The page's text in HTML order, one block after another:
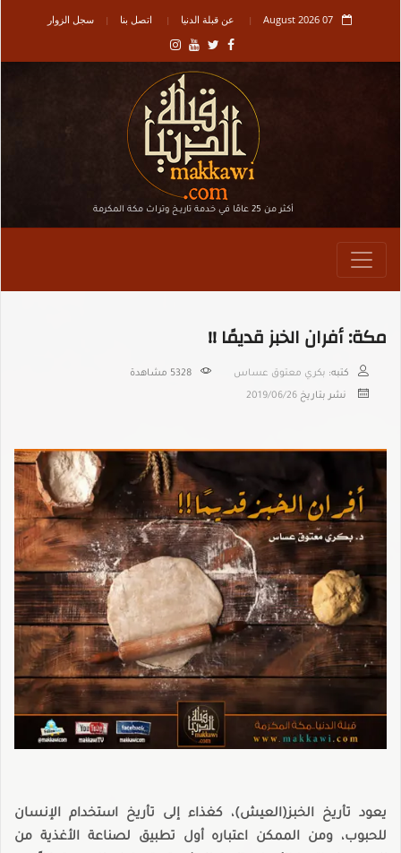
07 August 2026 عن قبلة الدنيا اتصل بنا سجل الزوار
أكثر من 25 عامًا في خدمة تاريـخ وتراث مكة المكرمة
مكة: أفران الخبز قديمًا !!
كتبه: بكري معتوق عساس 5328 مشاهدة
نشر بتاريخ 2019/06/26
يعود تأريخ الخبز(العيش)، كغذاء إلى تأريخ استخدام الإنسان
للحبوب، ومن الممكن اعتباره أول تطبيق لصناعة الأغذية من